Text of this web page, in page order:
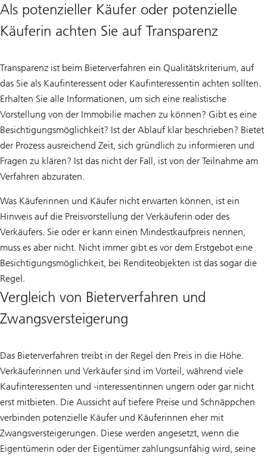
Als potenzieller Käufer oder potenzielle
Käuferin achten Sie auf Transparenz
Transparenz ist beim Bieterverfahren ein Qualitätskriterium, auf
das Sie als Kaufinteressent oder Kaufinteressentin achten sollten.
Erhalten Sie alle Informationen, um sich eine realistische
Vorstellung von der Immobilie machen zu können? Gibt es eine
Besichtigungsmöglichkeit? Ist der Ablauf klar beschrieben? Bietet
der Prozess ausreichend Zeit, sich gründlich zu informieren und
Fragen zu klären? Ist das nicht der Fall, ist von der Teilnahme am
Verfahren abzuraten.
Was Käuferinnen und Käufer nicht erwarten können, ist ein
Hinweis auf die Preisvorstellung der Verkäuferin oder des
Verkäufers. Sie oder er kann einen Mindestkaufpreis nennen,
muss es aber nicht. Nicht immer gibt es vor dem Erstgebot eine
Besichtigungsmöglichkeit, bei Renditeobjekten ist das sogar die
Regel.
Vergleich von Bieterverfahren und
Zwangsversteigerung
Das Bieterverfahren treibt in der Regel den Preis in die Höhe.
Verkäuferinnen und Verkäufer sind im Vorteil, während viele
Kaufinteressenten und -interessentinnen ungern oder gar nicht
erst mitbieten. Die Aussicht auf tiefere Preise und Schnäppchen
verbinden potenzielle Käufer und Käuferinnen eher mit
Zwangsversteigerungen. Diese werden angesetzt, wenn die
Eigentümerin oder der Eigentümer zahlungsunfähig wird, seine